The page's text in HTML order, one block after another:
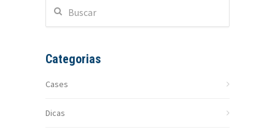
Categorias
Cases
Dicas